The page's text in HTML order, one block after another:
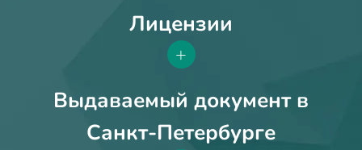
Лицензии
+
Выдаваемый документ в
Санкт-Петербурге